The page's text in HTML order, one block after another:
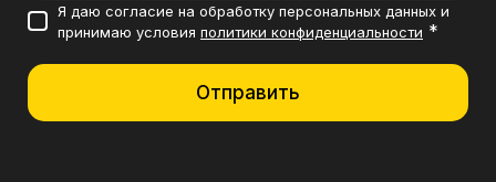
Я даю согласие на обработку персональных данных и
принимаю условия политики конфиденциальности *
Отправить